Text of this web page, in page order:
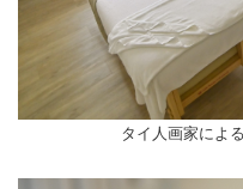
タイ人画家によ